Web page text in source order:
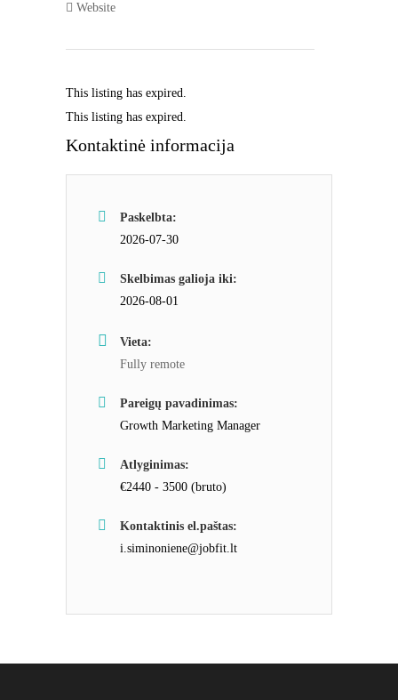
Website
This listing has expired.
This listing has expired.
Kontaktinė informacija
Paskelbta:
2026-07-30
Skelbimas galioja iki:
2026-08-01
Vieta:
Fully remote
Pareigų pavadinimas:
Growth Marketing Manager
Atlyginimas:
€2440 - 3500 (bruto)
Kontaktinis el.paštas:
i.siminoniene@jobfit.lt